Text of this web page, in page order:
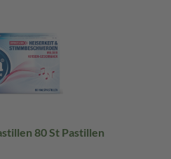
80 St Pastillen